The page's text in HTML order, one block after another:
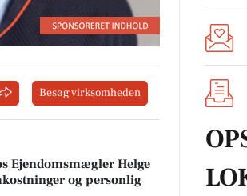
Besøg virksomheden
Ejendomsmægler Helge
og personlig